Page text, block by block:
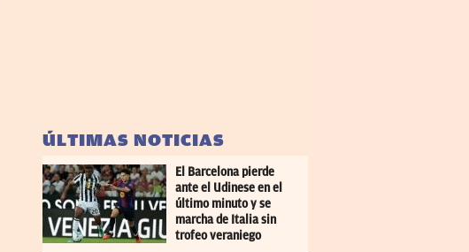
ÚLTIMAS NOTICIAS
El Barcelona pierde
ante el Udinese en el
último minuto y se
marcha de Italia sin
trofeo veraniego